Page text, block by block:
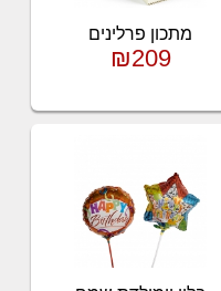
מתכון פרלינים
₪209